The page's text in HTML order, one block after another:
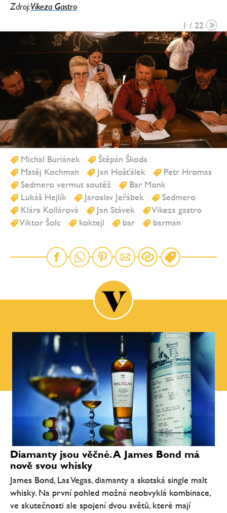
Zdroj:Vikeza Gastro
1 / 22
Michal Buriánek
Štěpán Škoda
Matěj Kochman
Jan Hošťálek
Petr Hromas
Sedmero vermut soutěž
Bar Monk
Lukáš Hejlík
Jaroslav Jeřábek
Sedmero
Klára Kollárová
Jan Stávek
Vikeza gastro
Viktor Šolc
koktejl bar barman
Diamanty jsou věčné. A James Bond má
nově svou whisky
James Bond, Las Vegas, diamanty a skotská single malt
whisky. Na první pohled možná neobvyklá kombinace,
ve skutečnosti ale spojení dvou světů, které mají